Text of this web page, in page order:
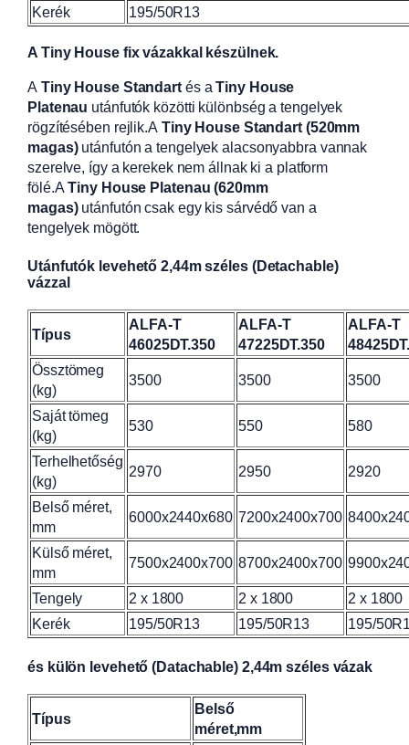
Kerék 195/50R13
A Tiny House fix vázakkal készülnek.
A Tiny House Standartés aTiny House
Platenau utánfutók közötti különbség a tengelyek
rögzítésében rejlik.A Tiny House Standart (520mm
magas)utánfutón a tengelyek alacsonyabbra vannak
szerelve, így a kerekek nem állnak ki a platform
fölé.ATiny House Platenau (620mm
magas)utánfutón csak egy kis sárvédő van a
tengelyek mögött.
Utánfutók levehető 2,44m széles (Detachable)
vázzal
Típus
ALFA-T
46025DT.350
ALFA-T
47225DT.350
ALFA-T
Össztömeg
(kg)
3500 3500 3500
Saját tömeg
(kg)
530 550 580
Terhelhetőség
(kg)
2970 2950 2920
Belső méret,
mm
6000x2440x680 7200x2400x700
Külső méret,
mm
7500x2400x700 8700x2400x700
Tengely 2 x 1800 2 x 1800
2 x 1800
Kerék
195/50R13 195/50R13 195/
és külön levehető (Datachable) 2,44m széles vázak
Típus
Belső
méret,mm